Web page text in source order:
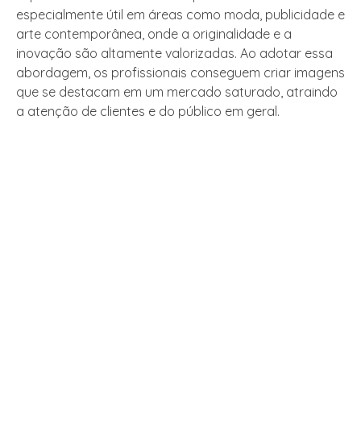
especialmente útil em áreas como moda, publicidade e
arte contemporânea, onde a originalidade e a
inovação são altamente valorizadas. Ao adotar essa
abordagem, os profissionais conseguem criar imagens
que se destacam em um mercado saturado, atraindo
a atenção de clientes e do público em geral.